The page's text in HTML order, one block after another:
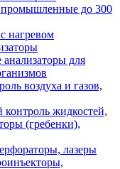
до 300
нагревом
для
воздуха и газов,
жидкостей,
(гребенки),
лазеры